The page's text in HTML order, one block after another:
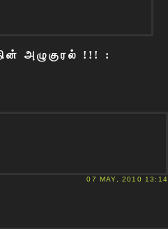
அழுகுரல் !!! :
07 MAY, 2010 13:14